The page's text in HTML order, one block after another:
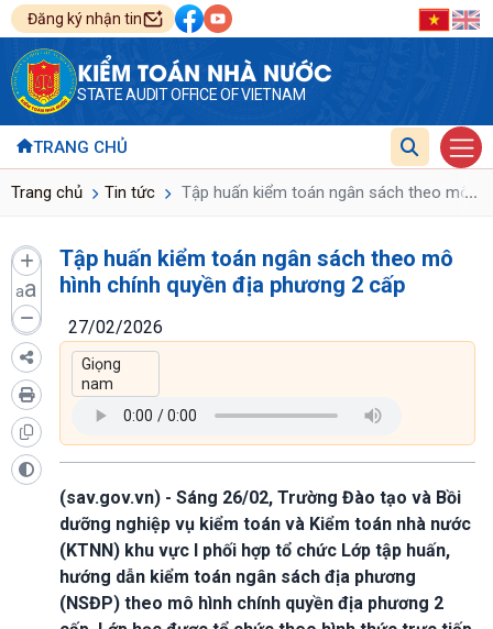
Đăng ký nhận tin
KIỂM TOÁN NHÀ NƯỚC
STATE AUDIT OFFICE OF VIETNAM
TRANG CHỦ
Trang chủ Tin tức Tập huấn kiểm toán ngân sách theo mô...
aa
Tập huấn kiểm toán ngân sách theo mô
hình chính quyền địa phương 2 cấp
27/02/2026
(sav.gov.vn) - Sáng 26/02, Trường Đào tạo và Bồi
dưỡng nghiệp vụ kiểm toán và Kiểm toán nhà nước
(KTNN) khu vực I phối hợp tổ chức Lớp tập huấn,
hướng dẫn kiểm toán ngân sách địa phương
(NSĐP) theo mô hình chính quyền địa phương 2